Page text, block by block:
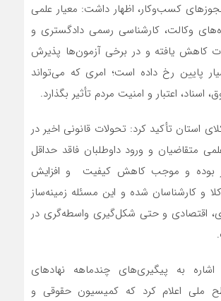
کسب‌وکار، اظهار داشت: معیار علمی
وکالت، کارشناسی رسمی دادگستری و
کاهش یافته و در برخی آزمون‌ها پذیرش
پایین رخ داده است؛ امری که می‌تواند
اسناد، اعتبار و امنیت مردم تأثیر بگذارد.
استان تأکید کرد: تحولات قانونی اخیر در
متقاضیان و ورود داوطلبان فاقد حداقل
بوده و موجب کاهش کیفیت و افزایش
و کارشناسان شده و این مسئله زمینه‌ساز
اقتصادی و حتی شکل‌گیری واسطه‌گری در
به پیگیری‌های چندماهه نهادهای
ملی اعلام کرد که کمیسیون حقوقی و